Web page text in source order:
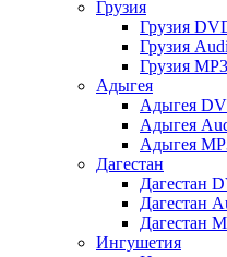
Грузия
Грузия
Грузия
Грузия MP3
Адыгея
Адыгея
Адыгея
Адыгея
Дагестан
Дагестан
Дагестан
Дагестан
Ингушетия